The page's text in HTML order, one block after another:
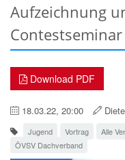
Aufzeichnung
Download PDF
18.03.22, 20:00
Jugend Vortrag Alle
ÖVSV Dachverband